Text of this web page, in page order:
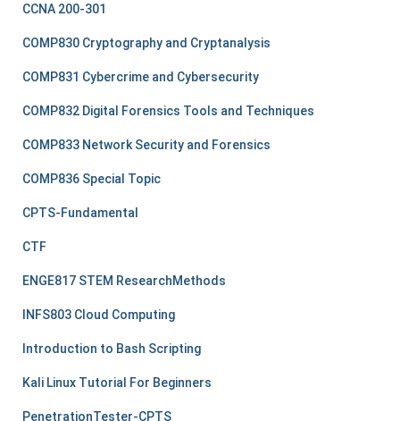
CCNA 200-301
COMP830 Cryptography and Cryptanalysis
COMP831 Cybercrime and Cybersecurity
COMP832 Digital Forensics Tools and Techniques
COMP833 Network Security and Forensics
COMP836 Special Topic
CPTS-Fundamental
CTF
ENGE817 STEM ResearchMethods
INFS803 Cloud Computing
Introduction to Bash Scripting
Kali Linux Tutorial For Beginners
PenetrationTester-CPTS